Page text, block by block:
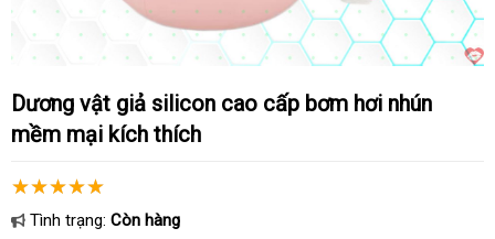
dương vật giả silicon cao cấp bơm hơi nhún
mềm mại kích thích
Tình trạng: Còn hàng